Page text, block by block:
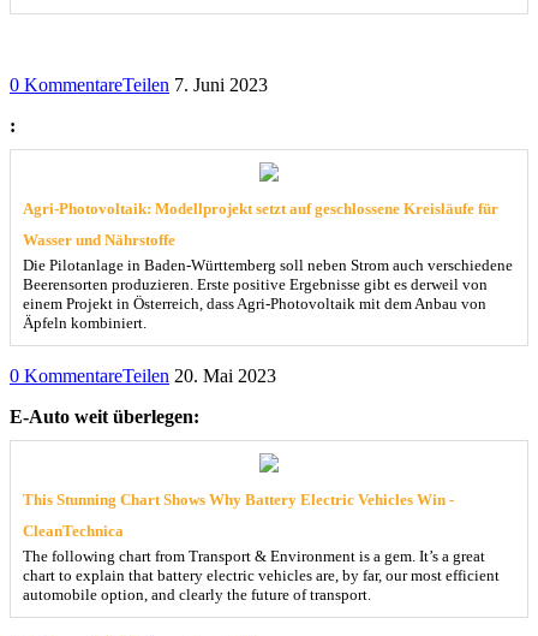
0 KommentareTeilen 7. Juni 2023
:
Agri-Photovoltaik: Modellprojekt setzt auf geschlossene Kreisläufe für
Wasser und Nährstoffe
Die Pilotanlage in Baden-Württemberg soll neben Strom auch verschiedene
Beerensorten produzieren. Erste positive Ergebnisse gibt es derweil von
einem Projekt in Österreich, dass Agri-Photovoltaik mit dem Anbau von
Äpfeln kombiniert.
0 KommentareTeilen 20. Mai 2023
E-Auto weit überlegen:
This Stunning Chart Shows Why Battery Electric Vehicles Win -
CleanTechnica
The following chart from Transport & Environment is a gem. It’s a great
chart to explain that battery electric vehicles are, by far, our most efficient
automobile option, and clearly the future of transport.